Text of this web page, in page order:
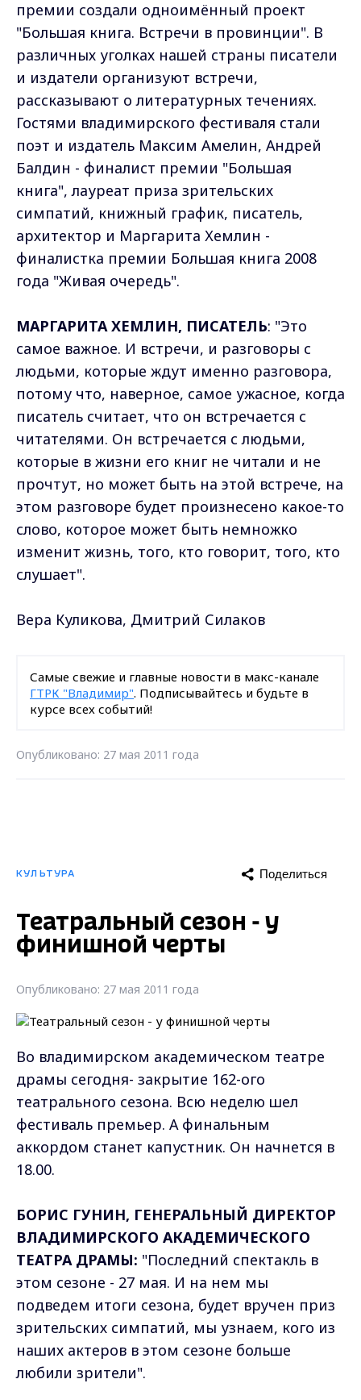
премии создали одноимённый проект
"Большая книга. Встречи в провинции". В
различных уголках нашей страны писатели
и издатели организуют встречи,
рассказывают о литературных течениях.
Гостями владимирского фестиваля стали
поэт и издатель Максим Амелин, Андрей
Балдин - финалист премии "Большая
книга", лауреат приза зрительских
симпатий, книжный график, писатель,
архитектор и Маргарита Хемлин -
финалистка премии Большая книга 2008
года "Живая очередь".
МАРГАРИТА ХЕМЛИН, ПИСАТЕЛЬ: "Это
самое важное. И встречи, и разговоры с
людьми, которые ждут именно разговора,
потому что, наверное, самое ужасное, когда
писатель считает, что он встречается с
читателями. Он встречается с людьми,
которые в жизни его книг не читали и не
прочтут, но может быть на этой встрече, на
этом разговоре будет произнесено какое-то
слово, которое может быть немножко
изменит жизнь, того, кто говорит, того, кто
слушает".
Вера Куликова, Дмитрий Силаков
Самые свежие и главные новости в макс-канале
ГТРК "Владимир". Подписывайтесь и будьте в
курсе всех событий!
Опубликовано: 27 мая 2011 года
КУЛЬТУРА Поделиться
Театральный сезон - у
финишной черты
Опубликовано: 27 мая 2011 года
Во владимирском академическом театре
драмы сегодня- закрытие 162-ого
театрального сезона. Всю неделю шел
фестиваль премьер. А финальным
аккордом станет капустник. Он начнется в
18.00.
БОРИС ГУНИН, ГЕНЕРАЛЬНЫЙ ДИРЕКТОР
ВЛАДИМИРСКОГО АКАДЕМИЧЕСКОГО
ТЕАТРА ДРАМЫ: "Последний спектакль в
этом сезоне - 27 мая. И на нем мы
подведем итоги сезона, будет вручен приз
зрительских симпатий, мы узнаем, кого из
наших актеров в этом сезоне больше
любили зрители".